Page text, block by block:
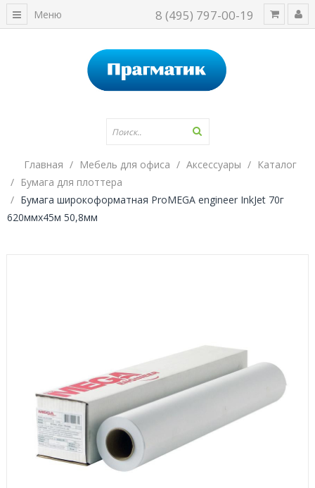
8 (495) 797-00-19
Меню
Главная Мебель для офиса Аксессуары
Каталог
Бумага для плоттера
Бумага широкоформатная ProMEGA engineer InkJet 70г
620ммх45м 50,8мм